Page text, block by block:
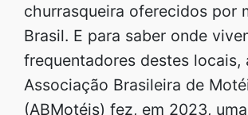
churrasqueira oferecidos por
Brasil. E para saber onde
frequentadores destes locais,
Associação Brasileira de
(ABMotéis) fez, em 2023,